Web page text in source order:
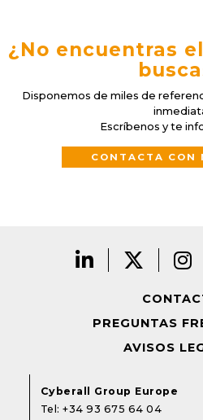
¿No encuentras
Disponemos de miles de
Escríbenos y te
CONTACTA CON
PREGUNTAS
AVISOS
Cyberall Group Europe
Tel:+34 93 675 64 04